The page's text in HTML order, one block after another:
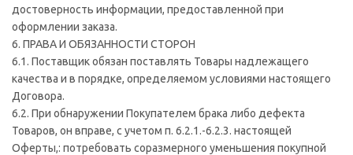
достоверность информации, предоставленной при
оформлении заказа.
6. ПРАВА И ОБЯЗАННОСТИ СТОРОН
6.1. Поставщик обязан поставлять Товары надлежащего
качества и в порядке, определяемом условиями настоящего
Договора.
6.2. При обнаружении Покупателем брака либо дефекта
Товаров, он вправе, с учетом п. 6.2.1.-6.2.3. настоящей
Оферты,: потребовать соразмерного уменьшения покупной